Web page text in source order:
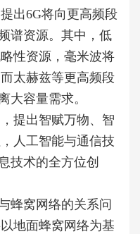
出6G将向更高频段
谱资源。其中，低
性资源，毫米波将
太赫兹等更高频段
大容量需求。
提出智赋万物、智
人工智能与通信技
技术的全方位创
蜂窝网络的关系问
地面蜂窝网络为基